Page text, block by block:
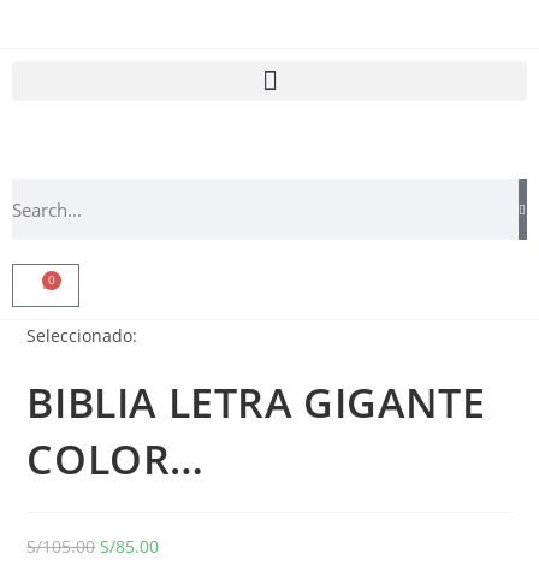
0
Seleccionado:
BIBLIA LETRA GIGANTE
COLOR…
S/105.00 S/85.00